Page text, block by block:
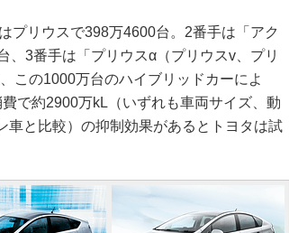
リウスで398万4600台。2番手は「アク
、3番手は「プリウスα（プリウスv、プリ
この1000万台のハイブリッドカーによ
で約2900万kL（いずれも車両サイズ、動
車と比較）の抑制効果があるとトヨタは試